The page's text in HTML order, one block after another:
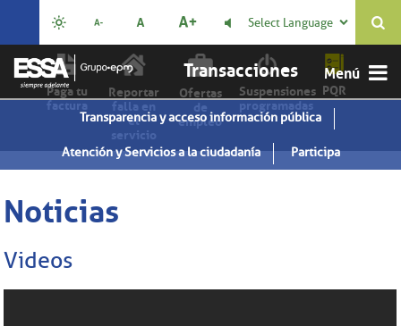
Select Language 
Transacciones
Transparencia y acceso información pública
Atención y Servicios a la ciudadanía Participa
Paga tu
factura
Reportar
falla en
el
servicio
Ofertas
de
empleo
Suspensiones
programadas
PQR
Noticias
Videos